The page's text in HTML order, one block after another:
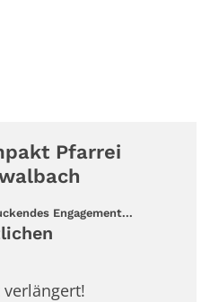
Pfarrei
Engagement...